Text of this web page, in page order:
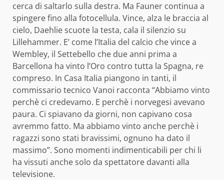
cerca di saltarlo sulla destra. Ma Fauner continua a
spingere fino alla fotocellula. Vince, alza le braccia al
cielo, Daehlie scuote la testa, cala il silenzio su
Lillehammer. E’ come l’Italia del calcio che vince a
Wembley, il Settebello che due anni prima a
Barcellona ha vinto l’Oro contro tutta la Spagna, re
compreso. In Casa Italia piangono in tanti, il
commissario tecnico Vanoi racconta “Abbiamo vinto
perchè ci credevamo. E perchè i norvegesi avevano
paura. Ci spiavano da giorni, non capivano cosa
avremmo fatto. Ma abbiamo vinto anche perchè i
ragazzi sono stati bravissimi, ognuno ha dato il
massimo”. Sono momenti indimenticabili per chi li
ha vissuti anche solo da spettatore davanti alla
televisione.